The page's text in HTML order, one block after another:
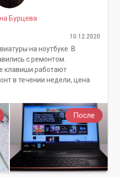
После
Бурцева
10.12.2020
на ноутбуке. В
с ремонтом.
клавиши работают
в течении недели, цена